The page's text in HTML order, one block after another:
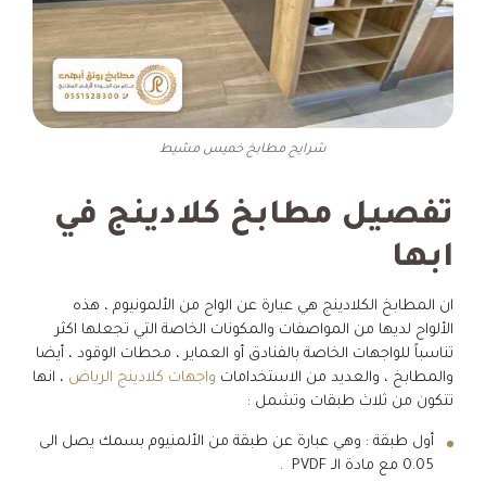
شرايح مطابخ خميس مشيط
تفصيل مطابخ كلادينج في
ابها
ان المطابخ الكلادينج هي عبارة عن الواح من الألمونيوم ، هذه
الألواح لديها من المواصفات والمكونات الخاصة التي تجعلها اكثر
تناسباً للواجهات الخاصة بالفنادق أو العماير ، محطات الوقود ، أيضا
والمطابخ ، والعديد من الاستخدامات واجهات كلادينج الرياض ، انها
تتكون من ثلاث طبقات وتشمل :
أول طبقة : وهي عبارة عن طبقة من الألمنيوم بسمك يصل الى
0.05 مع مادة الـ PVDF .